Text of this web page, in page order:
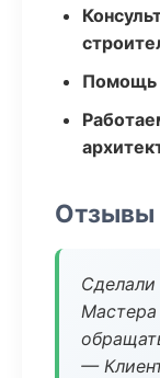
Помощь
Отзывы
—